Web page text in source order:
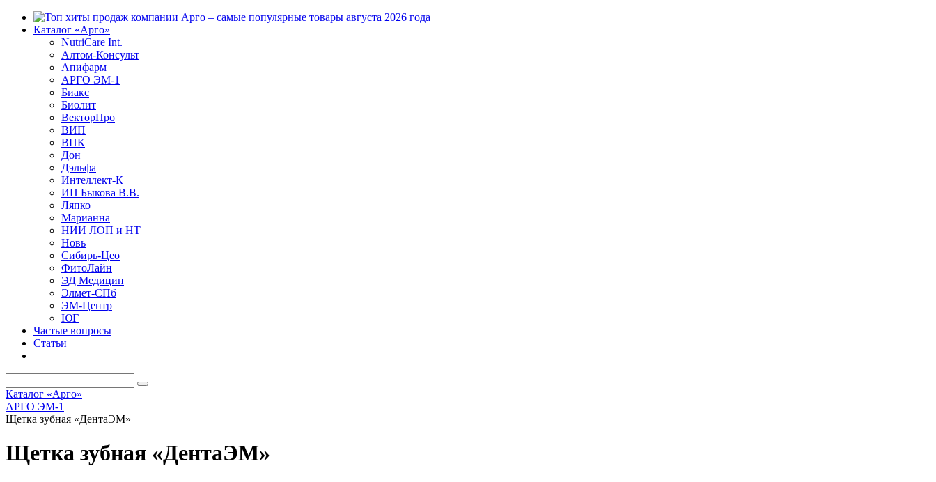
Каталог «Арго»
NutriCare Int.
Алтом-Консульт
Апифарм
АРГО ЭМ-1
Биакс
Биолит
ВекторПро
ВИП
ВПК
Дон
Дэльфа
Интеллект-К
ИП Быкова В.В.
Ляпко
Марианна
НИИ ЛОП и НТ
Новь
Сибирь-Цео
ФитоЛайн
ЭД Медицин
Элмет-СПб
ЭМ-Центр
ЮГ
Частые вопросы
Статьи
Каталог «Арго»
АРГО ЭМ-1
Щетка зубная «ДентаЭМ»
Щетка зубная «ДентаЭМ»